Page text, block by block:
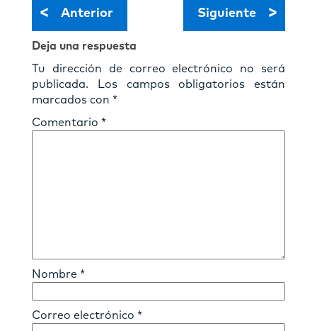
< Anterior Siguiente >
Deja una respuesta
Tu dirección de correo electrónico no será
publicada.
Los campos obligatorios están
marcados con *
Comentario *
Nombre *
Correo electrónico *